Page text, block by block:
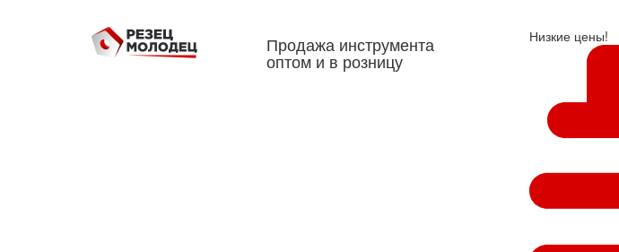
Продажа инструмента
оптом и в розницу
Низкие цены!